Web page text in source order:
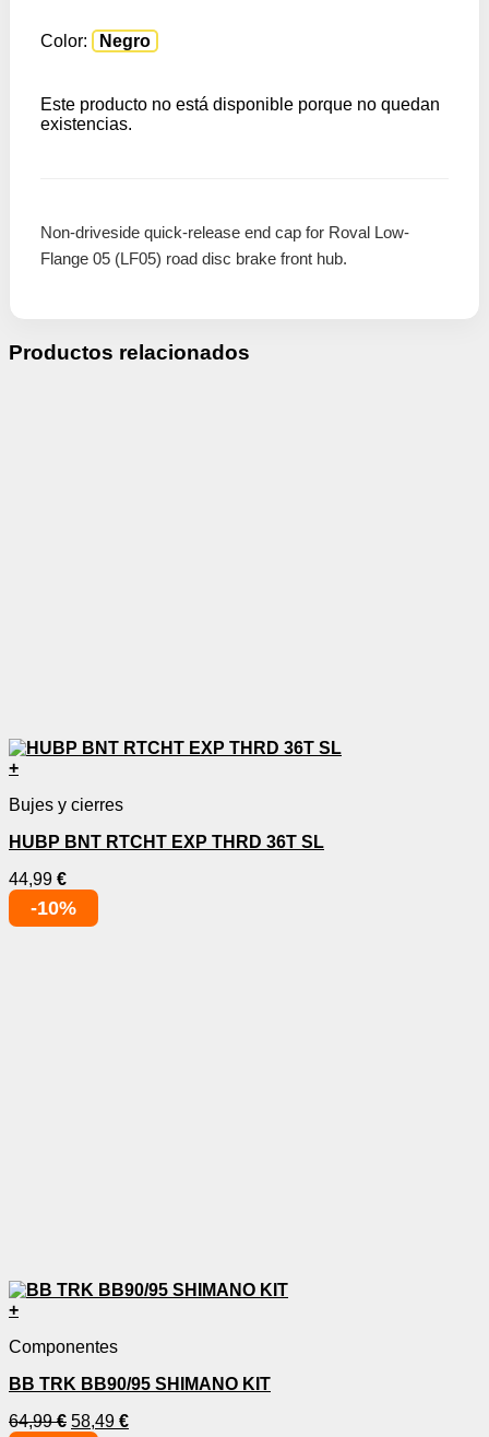
Color: Negro
Este producto no está disponible porque no quedan
existencias.
Non-driveside quick-release end cap for Roval Low-
Flange 05 (LF05) road disc brake front hub.
Productos relacionados
+
Bujes y cierres
HUBP BNT RTCHT EXP THRD 36T SL
44,99 €
-10%
+
Componentes
BB TRK BB90/95 SHIMANO KIT
64,99€ 58,49 €